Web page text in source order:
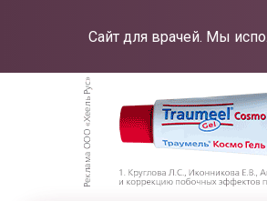
Сайт для врачей. Мы